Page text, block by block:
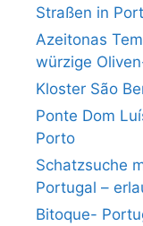
Straßen in
Azeitonas
würzige
Kloster São
Ponte Dom
Porto
Schatzsuche
Portugal –
Bitoque-